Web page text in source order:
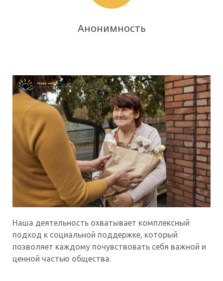
Анонимность
Наша деятельность охватывает комплексный
подход к социальной поддержке, который
позволяет каждому почувствовать себя важной и
ценной частью общества.